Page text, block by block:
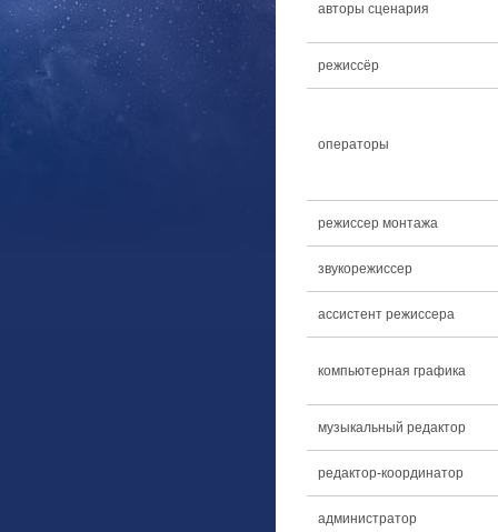
авторы сценария
режиссёр
операторы
режиссер монтажа
звукорежиссер
ассистент режиссера
компьютерная графика
музыкальный редактор
редактор-координатор
администратор